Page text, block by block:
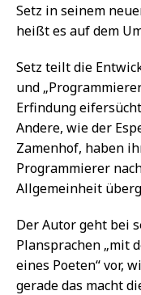
Setz in seinem
heißt es auf dem
Setz teilt die
und
Erfindung
Andere, wie der
Zamenhof, haben
Programmierer
Allgemeinheit
Der Autor geht bei
Plansprachen „mit
eines Poeten“ vor,
gerade das macht